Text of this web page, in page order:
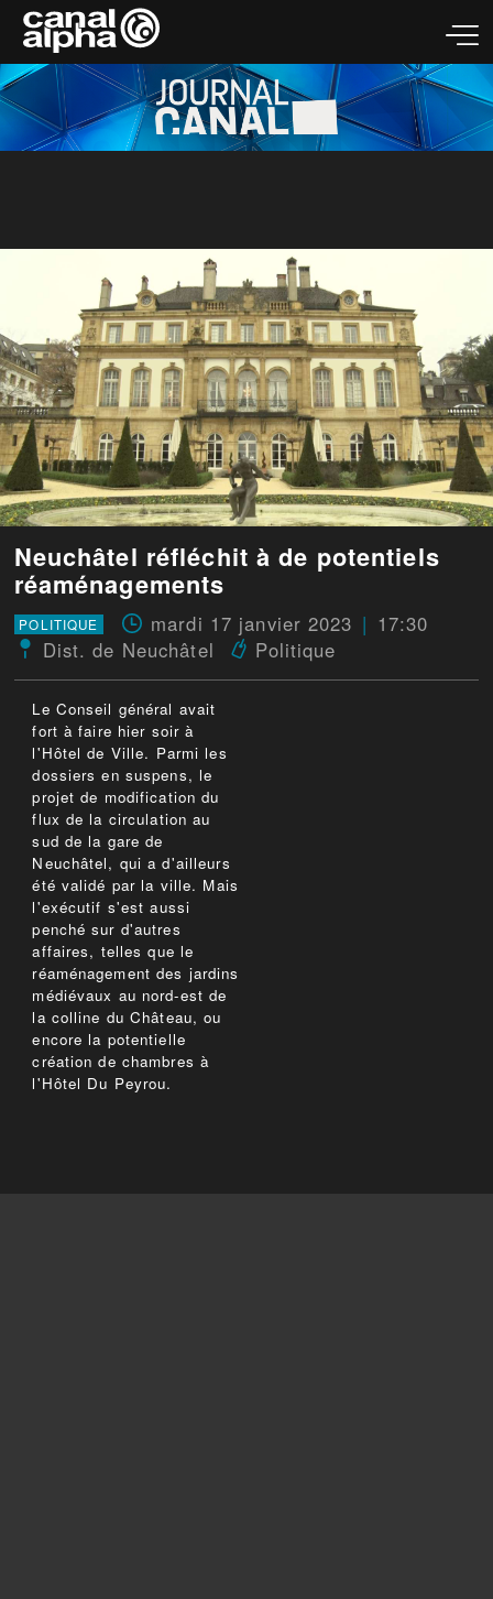
Neuchâtel réfléchit à de potentiels
réaménagements
POLITIQUE mardi 17 janvier 2023
17:30
Dist. de Neuchâtel
Politique
Le Conseil général avait
fort à faire hier soir à
l'Hôtel de Ville. Parmi les
dossiers en suspens, le
projet de modification du
flux de la circulation au
sud de la gare de
Neuchâtel, qui a d'ailleurs
été validé par la ville. Mais
l'exécutif s'est aussi
penché sur d'autres
affaires, telles que le
réaménagement des jardins
médiévaux au nord-est de
la colline du Château, ou
encore la potentielle
création de chambres à
l'Hôtel Du Peyrou.